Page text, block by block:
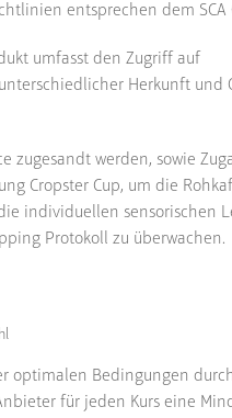
entsprechen dem SCA
umfasst den Zugriff auf
Herkunft und
zugesandt werden, sowie
Cropster Cup, um die
individuellen sensorischen
Protokoll zu überwachen.
optimalen Bedingungen
für jeden Kurs eine